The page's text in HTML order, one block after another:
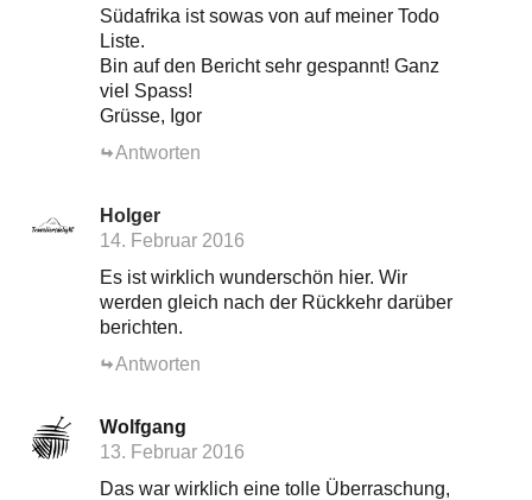
Südafrika ist sowas von auf meiner Todo
Liste.
Bin auf den Bericht sehr gespannt! Ganz
viel Spass!
Grüsse, Igor
Antworten
Holger
14. Februar 2016
Es ist wirklich wunderschön hier. Wir
werden gleich nach der Rückkehr darüber
berichten.
Antworten
Wolfgang
13. Februar 2016
Das war wirklich eine tolle Überraschung,